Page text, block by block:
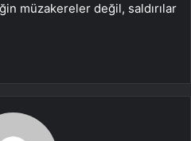
müzakereler değil, saldırılar